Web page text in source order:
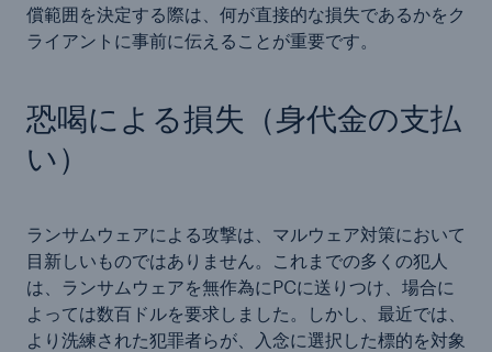
償範囲を決定する際は、何が直接的な損失であるかをク
ライアントに事前に伝えることが重要です。
恐喝による損失（身代金の支払
い）
ランサムウェアによる攻撃は、マルウェア対策において
目新しいものではありません。これまでの多くの犯人
は、ランサムウェアを無作為にPCに送りつけ、場合に
よっては数百ドルを要求しました。しかし、最近では、
より洗練された犯罪者らが、入念に選択した標的を対象